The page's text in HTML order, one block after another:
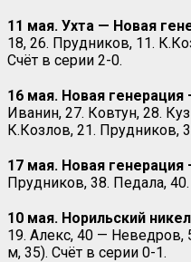
11 мая. Ухта — Новая
18, 26. Прудников, 11.
Счёт в серии 2-0.
16 мая. Новая генерация
Иванин, 27. Ковтун, 28.
К.Козлов, 21. Прудников,
17 мая. Новая генерация
Прудников, 38. Педала, 40.
10 мая. Норильский
19. Алекс, 40 — Неведров,
м, 35). Счёт в серии 0-1.